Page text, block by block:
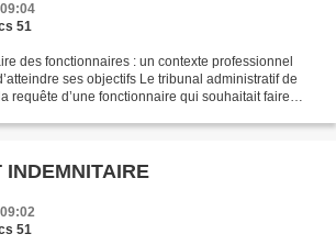
51
des fonctionnaires : un contexte professionnel
ses objectifs Le tribunal administratif de
requête d’une fonctionnaire qui souhaitait faire
INDEMNITAIRE
51